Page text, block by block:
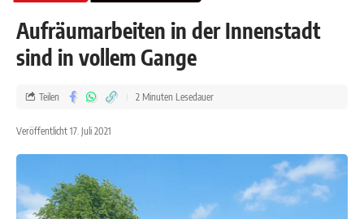
Aufräumarbeiten in der Innenstadt
sind in vollem Gange
Veröffentlicht 17. Juli 2021
Teilen 2 Minuten Lesedauer